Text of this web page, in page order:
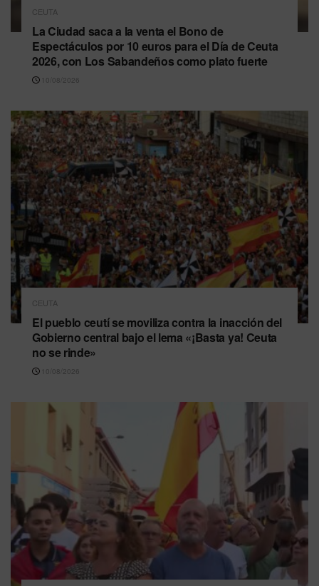
CEUTA
La Ciudad saca a la venta el Bono de
Espectáculos por 10 euros para el Día de Ceuta
2026, con Los Sabandeños como plato fuerte
10/08/2026
CEUTA
El pueblo ceutí se moviliza contra la inacción del
Gobierno central bajo el lema «¡Basta ya! Ceuta
no se rinde»
10/08/2026